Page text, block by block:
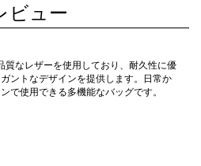
ビュー
質なレザーを使用しており、耐久性に優
ントなデザインを提供します。日常か
で使用できる多機能なバッグです。